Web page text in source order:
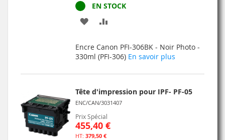
EN STOCK
AJOUTER
MA
LISTE
D’ENVIE
COMPARATEUR
Encre Canon PFI-306BK - Noir Photo -
330ml (PFI-306) En savoir plus
Tête d'impression pour IPF- PF-05
ENC/CAN/3031407
Prix Spécial
455,40 €
379,50 €